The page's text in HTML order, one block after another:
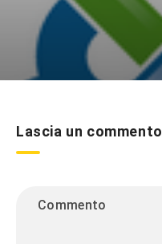
Lascia un commento